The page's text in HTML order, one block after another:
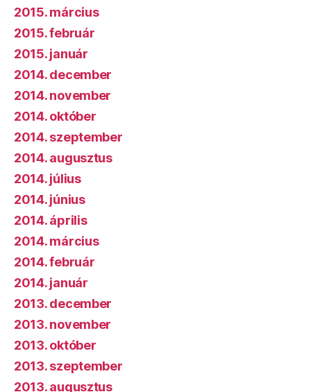
2015. március
2015. február
2015. január
2014. december
2014. november
2014. október
2014. szeptember
2014. augusztus
2014. július
2014. június
2014. április
2014. március
2014. február
2014. január
2013. december
2013. november
2013. október
2013. szeptember
2013. augusztus